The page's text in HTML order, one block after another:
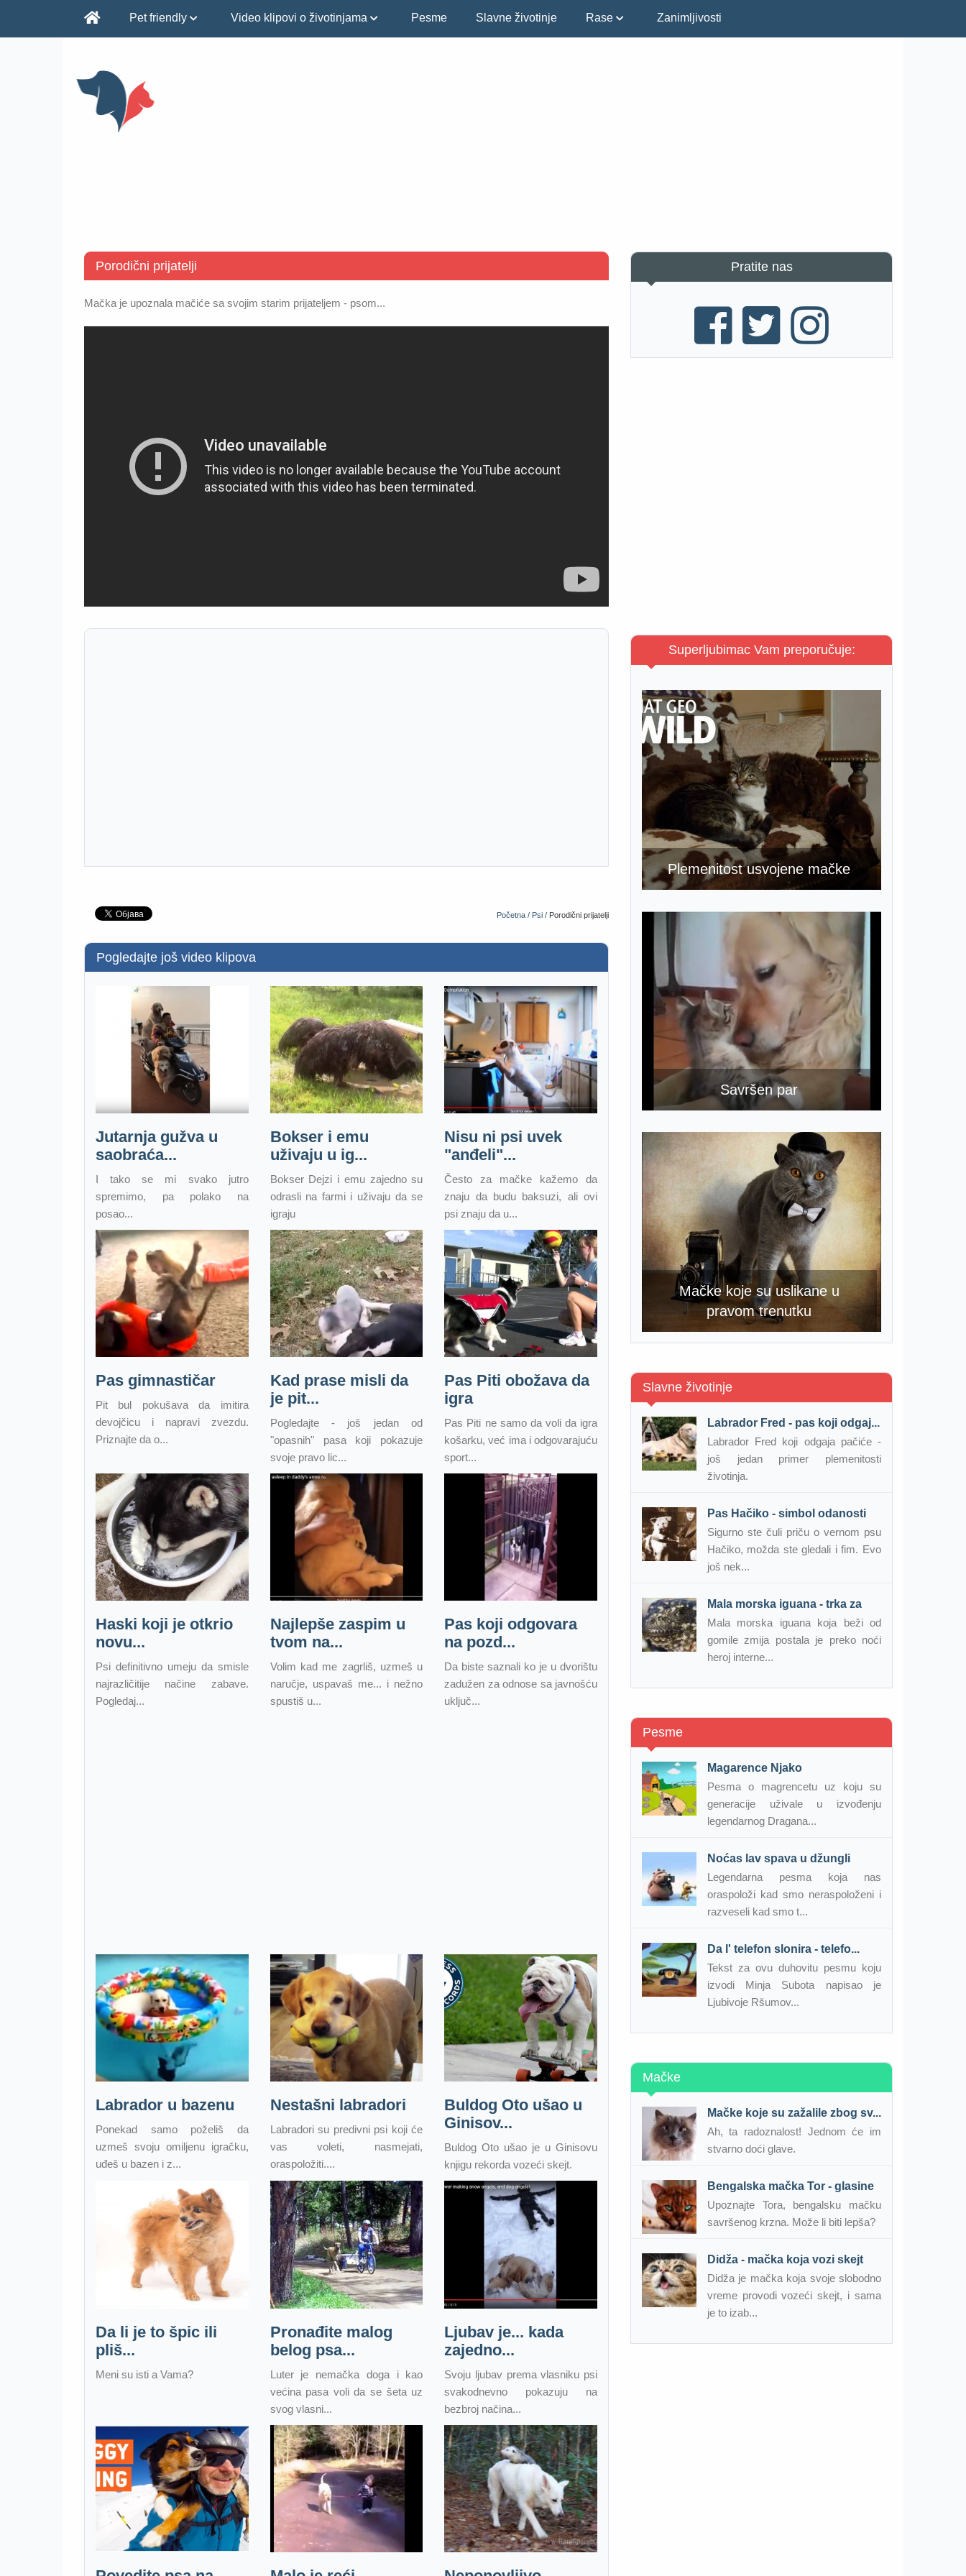
Pet friendly Video klipovi o životinjama Pesme Slavne životinje Rase Zanimljivosti
Porodični prijatelji
Mačka je upoznala mačiće sa svojim starim prijateljem - psom...
Početna / Psi / Porodični prijatelji
Pogledajte još video klipova
Jutarnja gužva u
saobraća...
I tako se mi svako jutro
spremimo, pa polako na
posao...
Bokser i emu
uživaju u ig...
Bokser Dejzi i emu zajedno su
odrasli na farmi i uživaju da se
igraju
Nisu ni psi uvek
"anđeli"...
Često za mačke kažemo da
znaju da budu baksuzi, ali ovi
psi znaju da u...
Pas gimnastičar
Pit bul pokušava da imitira
devojčicu i napravi zvezdu.
Priznajte da o...
Kad prase misli da
je pit...
Pogledajte - još jedan od
"opasnih" pasa koji pokazuje
svoje pravo lic...
Pas Piti obožava da
igra
Pas Piti ne samo da voli da igra
košarku, već ima i odgovarajuću
sport...
Haski koji je otkrio
novu...
Psi definitivno umeju da smisle
najrazličitije načine zabave.
Pogledaj...
Najlepše zaspim u
tvom na...
Volim kad me zagrliš, uzmeš u
naručje, uspavaš me... i nežno
spustiš u...
Pas koji odgovara
na pozd...
Da biste saznali ko je u dvorištu
zadužen za odnose sa javnošću
uključ...
Labrador u bazenu
Ponekad samo poželiš da
uzmeš svoju omiljenu igračku,
uđeš u bazen i z...
Nestašni labradori
Labradori su predivni psi koji će
vas voleti, nasmejati,
oraspoložiti....
Buldog Oto ušao u
Ginisov...
Buldog Oto ušao je u Ginisovu
knjigu rekorda vozeći skejt.
Da li je to špic ili
pliš...
Meni su isti a Vama?
Pronađite malog
belog psa...
Luter je nemačka doga i kao
većina pasa voli da se šeta uz
svog vlasni...
Ljubav je... kada
zajedno...
Svoju ljubav prema vlasniku psi
svakodnevno pokazuju na
bezbroj načina...
Pratite nas
Superljubimac Vam preporučuje:
Plemenitost usvojene mačke
Savršen par
Mačke koje su uslikane u
pravom trenutku
Slavne životinje
Labrador Fred - pas koji odgaj...
Labrador Fred koji odgaja pačiće -
još jedan primer plemenitosti
životinja.
Pas Hačiko - simbol odanosti
Sigurno ste čuli priču o vernom psu
Hačiko, možda ste gledali i fim. Evo
još nek...
Mala morska iguana - trka za
Mala morska iguana koja beži od
gomile zmija postala je preko noći
heroj interne...
Pesme
Magarence Njako
Pesma o magrencetu uz koju su
generacije uživale u izvođenju
legendarnog Dragana...
Noćas lav spava u džungli
Legendarna pesma koja nas
oraspoloži kad smo neraspoloženi i
razveseli kad smo t...
Da l' telefon slonira - telefo...
Tekst za ovu duhovitu pesmu koju
izvodi Minja Subota napisao je
Ljubivoje Ršumov...
Mačke
Mačke koje su zažalile zbog sv...
Ah, ta radoznalost! Jednom će im
stvarno doći glave.
Bengalska mačka Tor - glasine
Upoznajte Tora, bengalsku mačku
savršenog krzna. Može li biti lepša?
Didža - mačka koja vozi skejt
Didža je mačka koja svoje slobodno
vreme provodi vozeći skejt, i sama
je to izab...